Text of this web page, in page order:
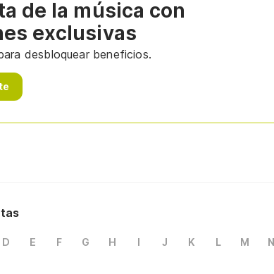
de la música con
exclusivas
desbloquear beneficios.
D E F G H I J K L M N